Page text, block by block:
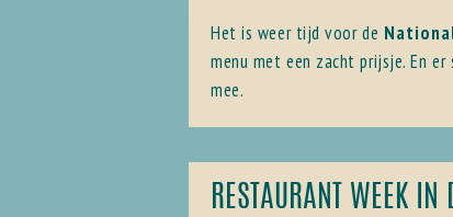
Het is weer tijd voor de
menu met een zacht prijsje. En
mee.
RESTAURANT WEEK IN